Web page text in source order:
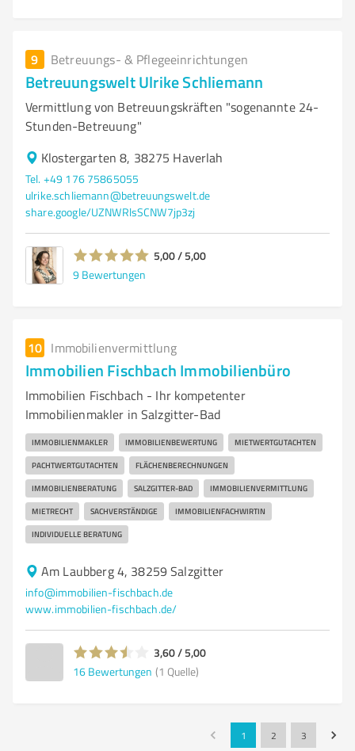
9 Betreuungs- & Pflegeeinrichtungen
Betreuungswelt Ulrike Schliemann
Vermittlung von Betreuungskräften "sogenannte 24-
Stunden-Betreuung"
Klostergarten 8, 38275 Haverlah
Tel. +49 176 75865055
ulrike.schliemann@betreuungswelt.de
share.google/UZNWRlsSCNW7jp3zj
5,00 / 5,00
9 Bewertungen
10 Immobilienvermittlung
Immobilien Fischbach Immobilienbüro
Immobilien Fischbach - Ihr kompetenter
Immobilienmakler in Salzgitter-Bad
IMMOBILIENMAKLER IMMOBILIENBEWERTUNG MIETWERTGUTACHTEN
PACHTWERTGUTACHTEN FLÄCHENBERECHNUNGEN
IMMOBILIENBERATUNG SALZGITTER-BAD IMMOBILIENVERMITTLUNG
MIETRECHT SACHVERSTÄNDIGE IMMOBILIENFACHWIRTIN
INDIVIDUELLE BERATUNG
Am Laubberg 4, 38259 Salzgitter
info@immobilien-fischbach.de
www.immobilien-fischbach.de/
3,60 / 5,00
16 Bewertungen (1 Quelle)
1 2 3